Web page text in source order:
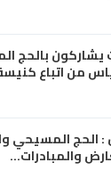
يشاركون بالحج
من اتباع
: الحج المسيحي
والمبادرات…